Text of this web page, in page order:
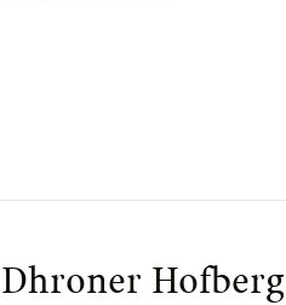
Dhroner Hofberg